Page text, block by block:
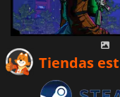
Tiendas